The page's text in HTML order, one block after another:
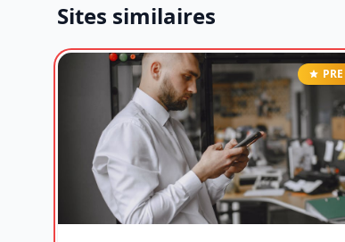
Sites similaires